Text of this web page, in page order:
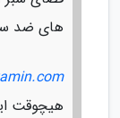
های ضد
هیچوقت